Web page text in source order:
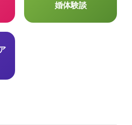
婚体験談